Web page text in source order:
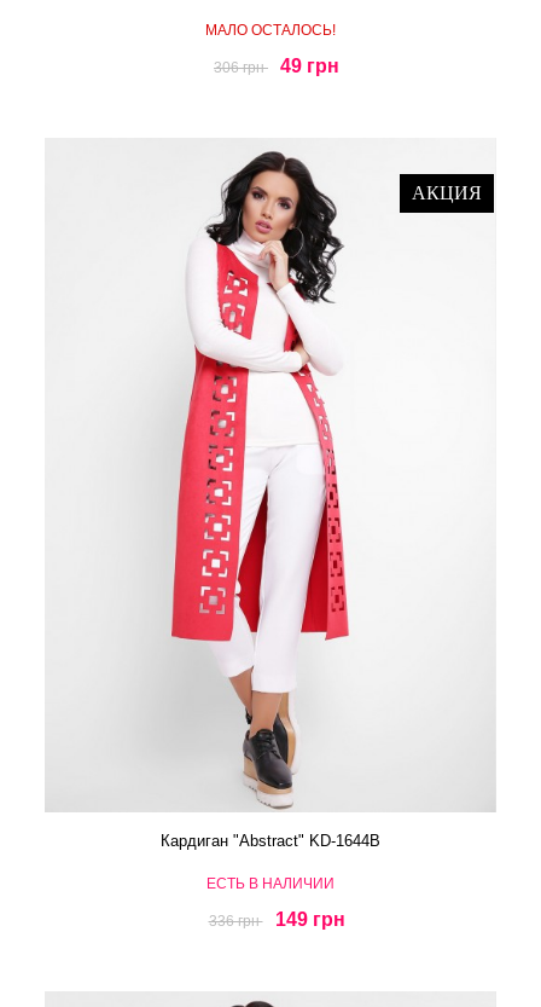
МАЛО ОСТАЛОСЬ!
306 грн 49 грн
АКЦИЯ
Кардиган "Abstract" KD-1644B
ЕСТЬ В НАЛИЧИИ
336 грн 149 грн